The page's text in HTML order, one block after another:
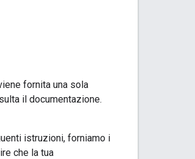
fornita una sola
il documentazione.
istruzioni, forniamo i
che la tua